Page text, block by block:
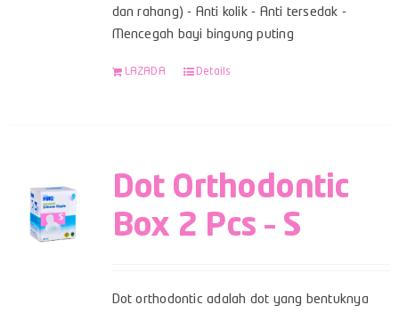
dan rahang) - Anti kolik - Anti tersedak -
Mencegah bayi bingung puting
LAZADA Details
Dot Orthodontic
Box 2 Pcs – S
Dot orthodontic adalah dot yang bentuknya